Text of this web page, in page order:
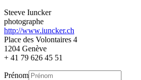
Steeve Iuncker
photographe
http://www.iuncker.ch
Place des Volontaires 4
1204 Genève
+ 41 79 626 45 51
Prénom